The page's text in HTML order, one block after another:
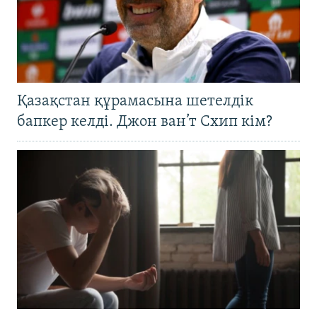
Қазақстан құрамасына шетелдік
бапкер келді. Джон ван’т Схип кім?